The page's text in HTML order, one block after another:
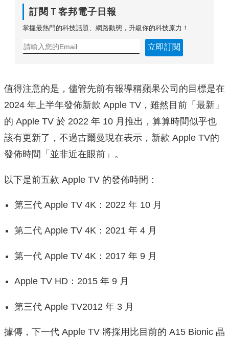
訂閱Ｔ客邦電子日報
掌握最熱門的科技話題、網路動態，升級你的科技原力！
立即訂閱
值得注意的是，儘管先前有報導稱蘋果公司的目標是在
2024 年上半年發佈新款 Apple TV，雖然目前「最新」
的 Apple TV 於 2022 年 10 月推出，算算時間似乎也
該有更新了，不過古爾曼現在表示，新款 Apple TV的
發佈時間「並非近在眼前」。
以下是前五款 Apple TV 的發佈時間：
第三代 Apple TV 4K：2022 年 10 月
第二代 Apple TV 4K：2021 年 4 月
第一代 Apple TV 4K：2017 年 9 月
Apple TV HD：2015 年 9 月
第三代 Apple TV2012 年 3 月
據傳，下一代 Apple TV 將採用比目前的 A15 Bionic 晶